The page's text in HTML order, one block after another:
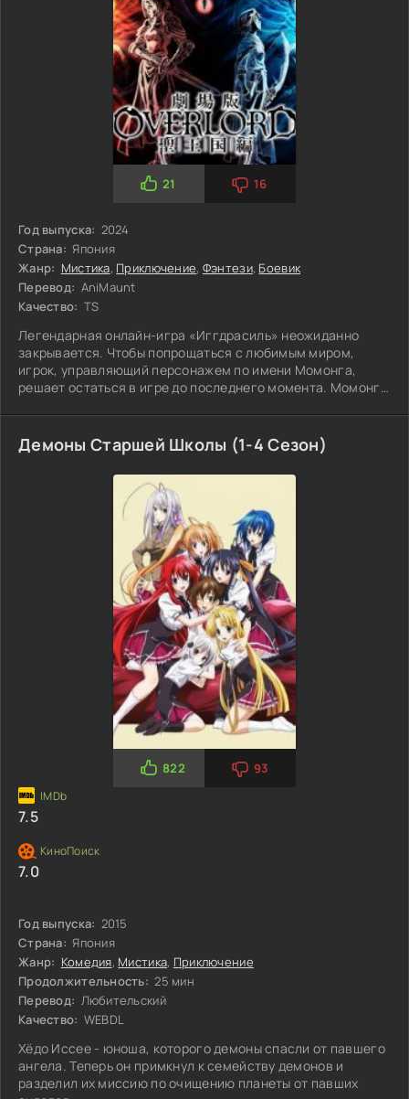
Год выпуска: 2024
Страна: Япония
Жанр: Мистика, Приключение, Фэнтези, Боевик
Перевод: AniMaunt
Качество: TS
Легендарная онлайн-игра «Иггдрасиль» неожиданно
закрывается. Чтобы попрощаться с любимым миром,
игрок, управляющий персонажем по имени Момонга,
решает остаться в игре до последнего момента. Момонга
собирает всех своих подданных в главном зале
21 16
Демоны Старшей Школы (1-4 Сезон)
Год выпуска: 2015
Страна: Япония
Жанр: Комедия, Мистика, Приключение
Продолжительность: 25 мин
Перевод: Любительский
Качество: WEBDL
Хёдо Иссее - юноша, которого демоны спасли от павшего
ангела. Теперь он примкнул к семейству демонов и
разделил их миссию по очищению планеты от павших
822 93
7.5
7.0